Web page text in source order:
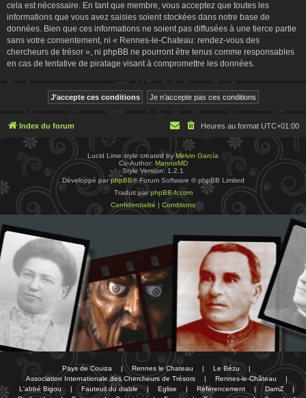
cela est nécessaire. En tant que membre, vous acceptez que toutes les
informations que vous avez saisies soient stockées dans notre base de
données. Bien que ces informations ne soient pas diffusées à une tierce partie
sans votre consentement, ni « Rennes-le-Chateau: rendez-vous des
chercheurs de trésor », ni phpBB ne pourront être tenus comme responsables
en cas de tentative de piratage visant à compromettre les données.
Index du forum Heures au format UTC+01:00
Lucid Lime style created byMelvin García
Co-Author: MannixMD
Style Version: 1.2.1
Développé parphpBB® Forum Software © phpBB Limited
Traduit parphpBB-fr.com
Confidentialité | Conditions
Pays de Couiza | Rennes le Chateau | Le Bézu
|
Association Internationale des Chercheurs de Trésors
| Rennes-le-Château
|
L'abbé Bigou
| Fauteuil du diable | Eglise | Référencement | DamZ
|